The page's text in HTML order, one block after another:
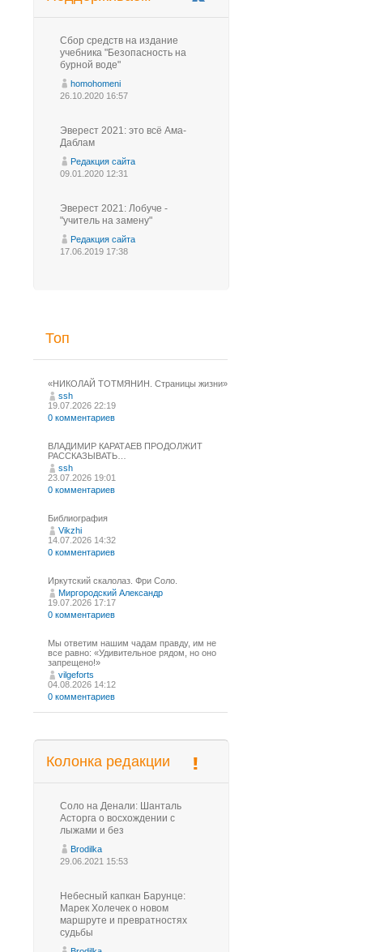
Сбор средств на издание
учебника "Безопасность на
бурной воде"
homohomeni
26.10.2020 16:57
Эверест 2021: это всё Ама-
Даблам
Редакция сайта
09.01.2020 12:31
Эверест 2021: Лобуче -
"учитель на замену"
Редакция сайта
17.06.2019 17:38
Топ
«НИКОЛАЙ ТОТМЯНИН. Страницы жизни»
ssh
19.07.2026 22:19
0 комментариев
ВЛАДИМИР КАРАТАЕВ ПРОДОЛЖИТ
РАССКАЗЫВАТЬ…
ssh
23.07.2026 19:01
0 комментариев
Библиография
Vikzhi
14.07.2026 14:32
0 комментариев
Иркутский скалолаз. Фри Соло.
Миргородский Александр
19.07.2026 17:17
0 комментариев
Мы ответим нашим чадам правду, им не
все равно: «Удивительное рядом, но оно
запрещено!»
vilgeforts
04.08.2026 14:12
0 комментариев
Колонка редакции
Соло на Денали: Шанталь
Асторга о восхождении с
лыжами и без
Brodilka
29.06.2021 15:53
Небесный капкан Барунце:
Марек Холечек о новом
маршруте и превратностях
судьбы